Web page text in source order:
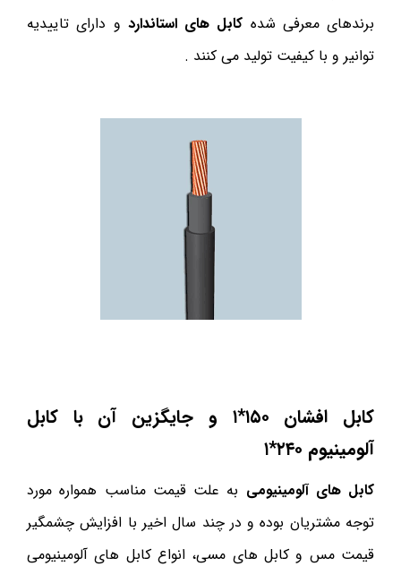
برندهای معرفی شده کابل های استاندارد و دارای تاییدیه
توانیر و با کیفیت تولید می کنند .
کابل افشان ۱۵۰*۱ و جایگزین آن با کابل
آلومینیوم ۲۴۰*۱
کابل های آلومینیومی به علت قیمت مناسب همواره مورد
توجه مشتریان بوده و در چند سال اخیر با افزایش چشمگیر
قیمت مس و کابل های مسی، انواع کابل های آلومینیومی